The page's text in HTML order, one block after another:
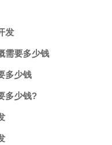
发
需要多少钱
多少钱
多少钱?